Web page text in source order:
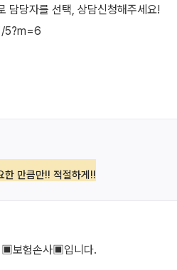
담당자를 선택, 상담신청해주세요!
한 만큼만!! 적절하게!!
▣보험손사▣입니다.